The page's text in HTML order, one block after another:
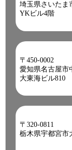
埼玉県さいたま
YKビル4階
〒450-0002
愛知県名古屋市
大東海ビル810
〒320-0811
栃木県宇都宮市